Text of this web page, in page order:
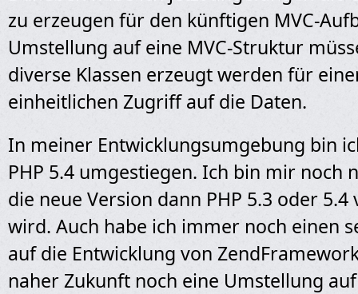
zu erzeugen für den künftigen MVC-
Umstellung auf eine MVC-Struktur
diverse Klassen erzeugt werden für
einheitlichen Zugriff auf die Daten.
In meiner Entwicklungsumgebung bin
PHP 5.4 umgestiegen. Ich bin mir noch
die neue Version dann PHP 5.3 oder
wird. Auch habe ich immer noch einen
auf die Entwicklung von
naher Zukunft noch eine Umstellung